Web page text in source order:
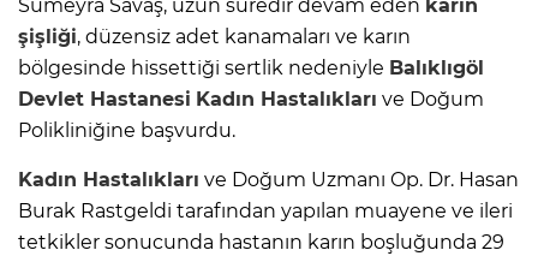
Sümeyra Savaş, uzun süredir devam eden karın
şişliği, düzensiz adet kanamaları ve karın
bölgesinde hissettiği sertlik nedeniyle Balıklıgöl
Devlet Hastanesi Kadın Hastalıkları ve Doğum
Polikliniğine başvurdu.
Kadın Hastalıkları ve Doğum Uzmanı Op. Dr. Hasan
Burak Rastgeldi tarafından yapılan muayene ve ileri
tetkikler sonucunda hastanın karın boşluğunda 29